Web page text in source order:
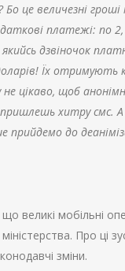
Бо це величезні
платежі: по
дзвіночок
Їх
цікаво, щоб
хитру смс.
до
великі мобільні
Про ці
зміни.